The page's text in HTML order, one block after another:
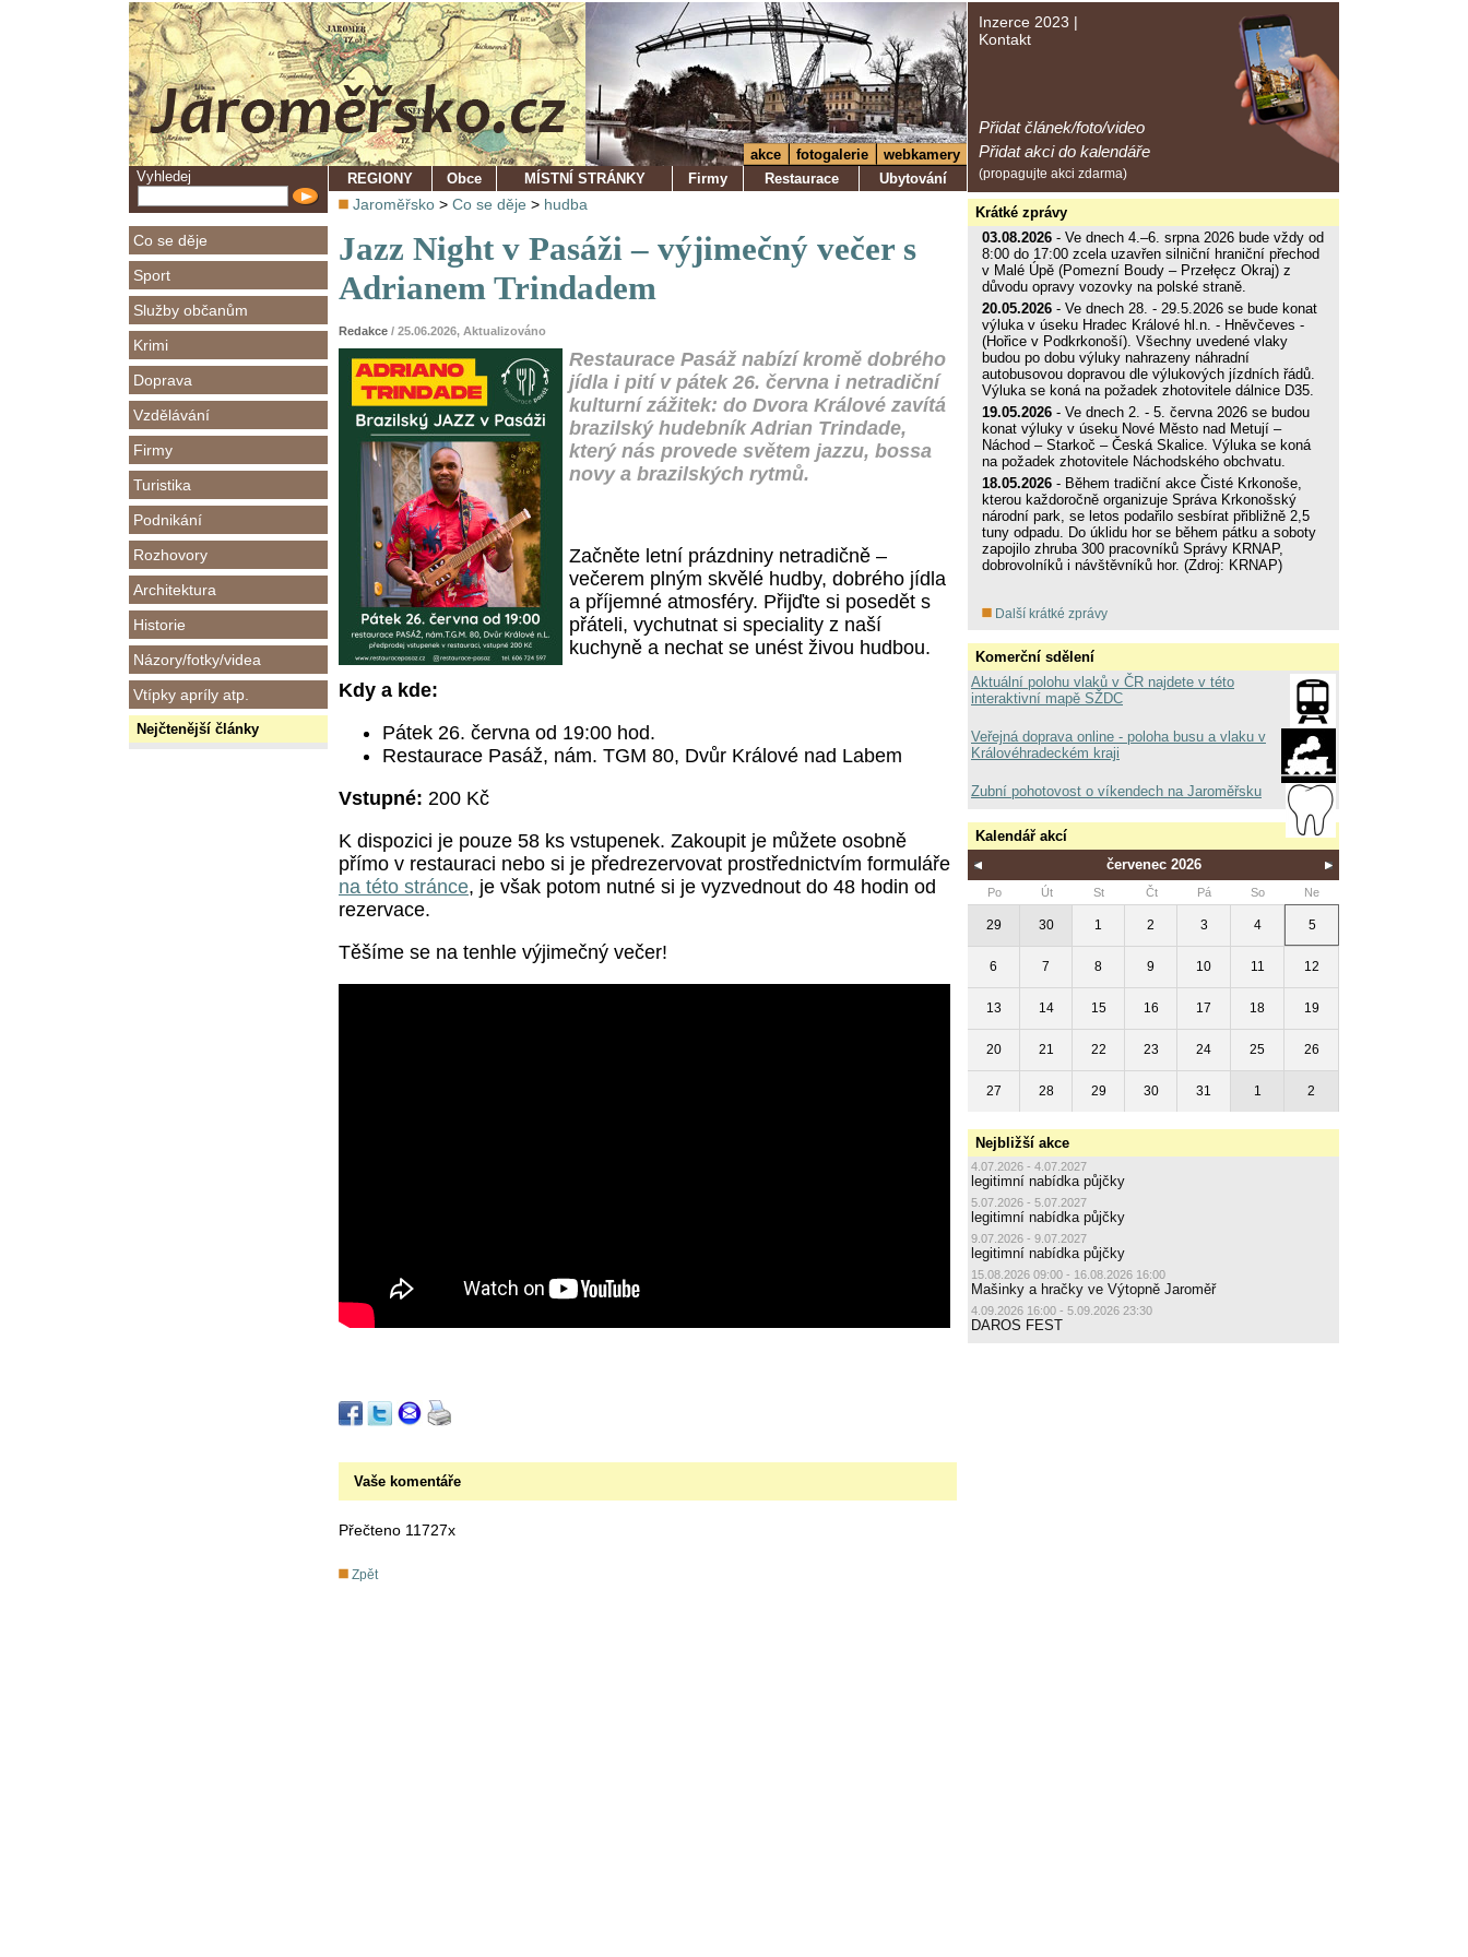
Vyhledej
Co se děje
Sport
Služby občanům
Krimi
Doprava
Vzdělávání
Firmy
Turistika
Podnikání
Rozhovory
Architektura
Historie
Názory/fotky/videa
Vtípky apríly atp.
Nejčtenější články
Inzerce 2023 |
Kontakt
Přidat článek/foto/video
Přidat akci do kalendáře
(propagujte akci zdarma)
akce fotogalerie
webkamery
REGIONY
Obce MÍSTNÍ STRÁNKY Firmy Restaurace Ubytování
Jaroměřsko > Co se děje > hudba
Jazz Night v Pasáži – výjimečný večer s
Adrianem Trindadem
Redakce / 25.06.2026, Aktualizováno
Restaurace Pasáž nabízí kromě dobrého
jídla i pití v pátek 26. června i netradiční
kulturní zážitek: do Dvora Králové zavítá
brazilský hudebník Adrian Trindade,
který nás provede světem jazzu, bossa
novy a brazilských rytmů.
Začněte letní prázdniny netradičně –
večerem plným skvělé hudby, dobrého jídla
a příjemné atmosféry. Přijďte si posedět s
přáteli, vychutnat si speciality z naší
kuchyně a nechat se unést živou hudbou.
Kdy a kde:
Pátek 26. června od 19:00 hod.
Restaurace Pasáž, nám. TGM 80, Dvůr Králové nad Labem
Vstupné: 200 Kč
K dispozici je pouze 58 ks vstupenek. Zakoupit je můžete osobně
přímo v restauraci nebo si je předrezervovat prostřednictvím formuláře
na této stránce, je však potom nutné si je vyzvednout do 48 hodin od
rezervace.
Těšíme se na tenhle výjimečný večer!
Vaše komentáře
Přečteno 11727x
Zpět
Krátké zprávy
03.08.2026 - Ve dnech 4.–6. srpna 2026 bude vždy od
8:00 do 17:00 zcela uzavřen silniční hraniční přechod
v Malé Úpě (Pomezní Boudy – Przełęcz Okraj) z
důvodu opravy vozovky na polské straně.
20.05.2026 - Ve dnech 28. - 29.5.2026 se bude konat
výluka v úseku Hradec Králové hl.n. - Hněvčeves -
(Hořice v Podkrkonoší). Všechny uvedené vlaky
budou po dobu výluky nahrazeny náhradní
autobusovou dopravou dle výlukových jízdních řádů.
Výluka se koná na požadek zhotovitele dálnice D35.
19.05.2026 - Ve dnech 2. - 5. června 2026 se budou
konat výluky v úseku Nové Město nad Metují –
Náchod – Starkoč – Česká Skalice. Výluka se koná
na požadek zhotovitele Náchodského obchvatu.
18.05.2026 - Během tradiční akce Čisté Krkonoše,
kterou každoročně organizuje Správa Krkonošský
národní park, se letos podařilo sesbírat přibližně 2,5
tuny odpadu. Do úklidu hor se během pátku a soboty
zapojilo zhruba 300 pracovníků Správy KRNAP,
dobrovolníků i návštěvníků hor. (Zdroj: KRNAP)
Další krátké zprávy
Komerční sdělení
Aktuální polohu vlaků v ČR najdete v této
interaktivní mapě SŽDC
Veřejná doprava online - poloha busu a vlaku v
Královéhradeckém kraji
Zubní pohotovost o víkendech na Jaroměřsku
Kalendář akcí
červenec 2026
Po Út St Čt Pá So Ne
29 30 1 2 3 4 5
6 7 8 9 10 11 12
13 14 15 16 17 18 19
20 21 22 23 24 25 26
27 28 29 30 31 1 2
Nejbližší akce
4.07.2026 - 4.07.2027
legitimní nabídka půjčky
5.07.2026 - 5.07.2027
legitimní nabídka půjčky
9.07.2026 - 9.07.2027
legitimní nabídka půjčky
15.08.2026 09:00 - 16.08.2026 16:00
Mašinky a hračky ve Výtopně Jaroměř
4.09.2026 16:00 - 5.09.2026 23:30
DAROS FEST